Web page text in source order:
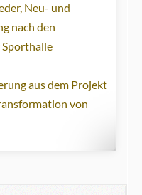
Neu- und
nach den
aus dem Projekt
von